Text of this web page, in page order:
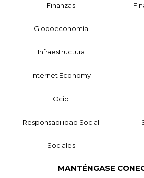
Finanzas
Globoeconomía
Infraestructura
Internet Economy
Ocio
Responsabilidad Social
Sociales
MANTÉNGASE